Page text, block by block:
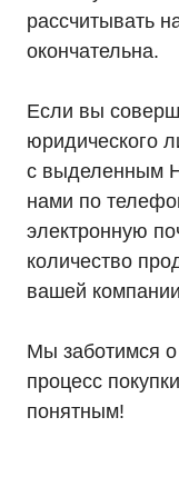
рассчитывать
окончательна.
Если вы
юридического
с выделенным
нами по
электронную
количество
вашей
Мы заботимся
процесс
понятным!